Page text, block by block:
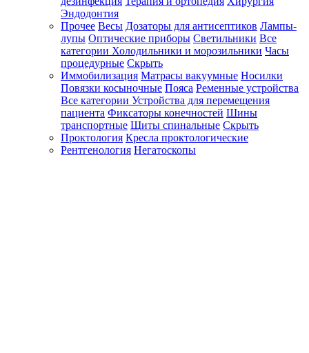
Эндодонтия
Прочее Весы Дозаторы для антисептиков Лампы-
лупы Оптические приборы Светильники Все
категории Холодильники и морозильники Часы
процедурные Скрыть
Иммобилизация Матрасы вакуумные Носилки
Повязки косыночные Пояса Ременные устройства
Все категории Устройства для перемещения
пациента Фиксаторы конечностей Шины
транспортные Щиты спинальные Скрыть
Проктология Кресла проктологические
Рентгенология Негатоскопы